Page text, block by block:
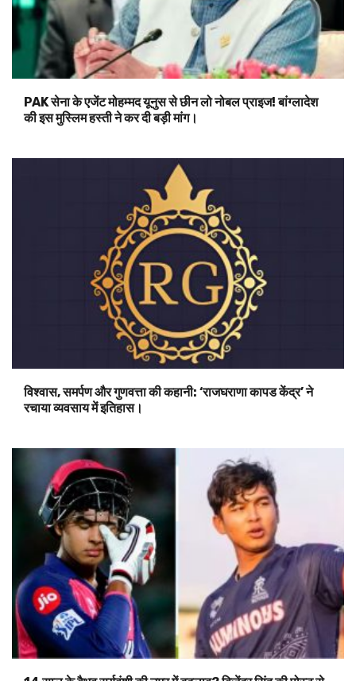
PAK सेना के एजेंट मोहम्मद यूनुस से छीन लो नोबल प्राइज! बांग्लादेश
की इस मुस्लिम हस्ती ने कर दी बड़ी मांग।
विश्वास, समर्पण और गुणवत्ता की कहानी: ‘राजघराणा कापड केंद्र’ ने
रचाया व्यवसाय में इतिहास।